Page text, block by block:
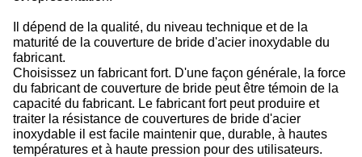
Il dépend de la qualité, du niveau technique et de la
maturité de la couverture de bride d'acier inoxydable du
fabricant.
Choisissez un fabricant fort. D'une façon générale, la force
du fabricant de couverture de bride peut être témoin de la
capacité du fabricant. Le fabricant fort peut produire et
traiter la résistance de couvertures de bride d'acier
inoxydable il est facile maintenir que, durable, à hautes
températures et à haute pression pour des utilisateurs.